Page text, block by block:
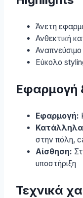
Άνετη
Ανθεκτική
Εύκολο
Εφαρμογή
Εφαρμογή:
Κατάλληλα
στην πόλη,
Αίσθηση:
υποστήριξη
Τεχνικά